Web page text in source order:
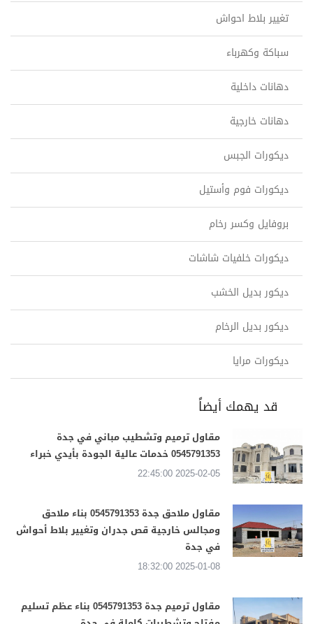
تغيير بلاط احواش
سباكة وكهرباء
دهانات داخلية
دهانات خارجية
ديكورات الجبس
ديكورات فوم وأستيل
بروفايل وكسر رخام
ديكورات خلفيات شاشات
ديكور بديل الخشب
ديكور بديل الرخام
ديكورات مرايا
قد يهمك أيضاً
مقاول ترميم وتشطيب مباني في جدة
0545791353 خدمات عالية الجودة بأيدي خبراء
2025-02-05 22:45:00
مقاول ملاحق جدة 0545791353 بناء ملاحق
ومجالس خارجية قص جدران وتغيير بلاط أحواش
في جدة
2025-01-08 18:32:00
مقاول ترميم جدة 0545791353 بناء عظم تسليم